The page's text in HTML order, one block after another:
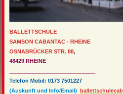
BALLETTSCHULE
SAMSON CABANTAC - RHEINE
OSNABRÜCKER STR. 88,
48429 RHEINE
Telefon Mobil: 0173 7501227
(Auskunft und Info/Email)